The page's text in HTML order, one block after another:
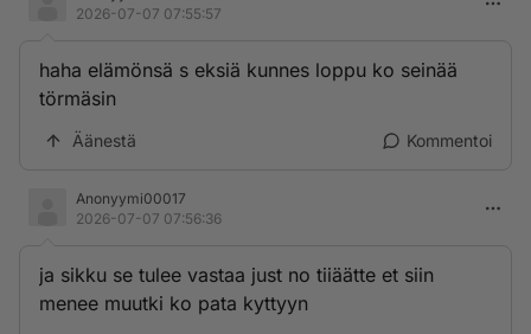
2026-07-07 07:55:57
haha elämönsä s eksiä kunnes loppu ko seinää
törmäsin
Äänestä Kommentoi
Anonyymi00017
2026-07-07 07:56:36
ja sikku se tulee vastaa just no tiiäätte et siin
menee muutki ko pata kyttyyn